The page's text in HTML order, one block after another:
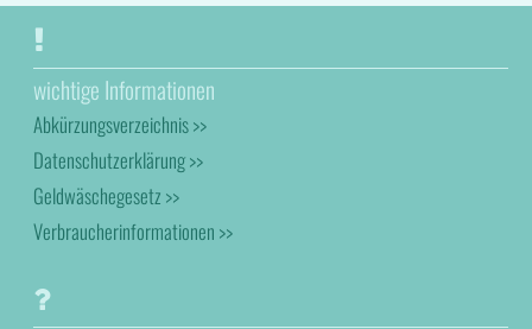
wichtige Informationen
Abkürzungsverzeichnis >>
Datenschutzerklärung >>
Geldwäschegesetz >>
Verbraucherinformationen >>